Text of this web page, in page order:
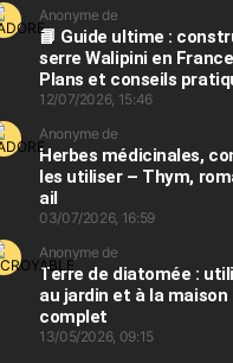
Anonyme de
📘 Guide ultime :
serre Walipini en
Plans et conseils
12/07/2026, 15:46
Anonyme de
Herbes médicinales,
les utiliser – Thym,
ail
03/07/2026, 16:59
Anonyme de
Terre de diatomée :
au jardin et à la maison
complet
13/05/2026, 09:15